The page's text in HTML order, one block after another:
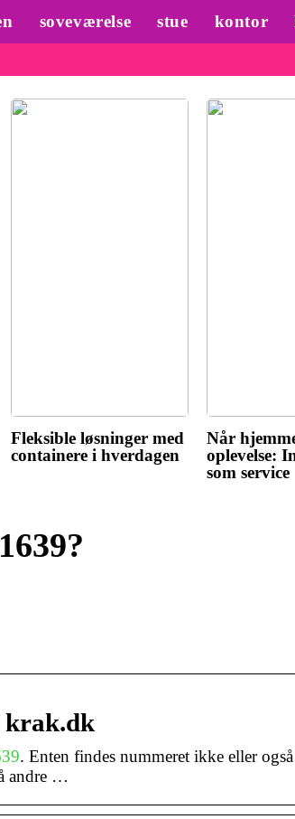
soveværelse stue kontor
Fleksible løsninger med
containere i hverdagen
Når
oplevelse:
som service
krak.dk
. Enten findes nummeret ikke eller
andre …